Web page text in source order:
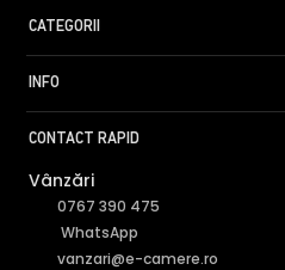
CATEGORII
INFO
CONTACT RAPID
Vânzări
0767 390 475
WhatsApp
vanzari@e-camere.ro